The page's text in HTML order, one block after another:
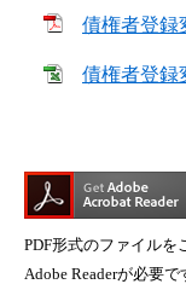
債権者登録
債権者登録
PDF形式のファイルを
Adobe Readerが必要で